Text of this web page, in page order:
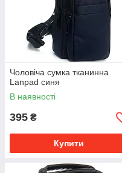
Чоловіча сумка тканинна
Lanpad синя
В наявності
395 ₴
Купити